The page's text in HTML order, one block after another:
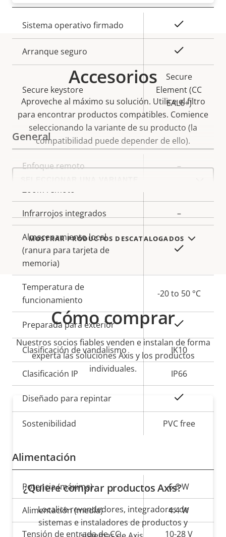
Descripción
de
propiedad
Valor de
la
Sistema operativo firmado
Arranque seguro
Secure keystore
Secure
Element (CC
EAL6+)
General
Descripción
propiedad
Valor de
Enfoque remoto –
Zoom remoto
Infrarrojos integrados –
Almacenamiento local
(ranura para tarjeta de
memoria)
Temperatura de
funcionamiento
-20 to 50 °C
Preparada para exterior
Clasificación de vandalismo IK10
Clasificación IP IP66
Diseñado para repintar
Sostenibilidad PVC free
Alimentación
Descripción
de
propiedad
Valor de
la
propiedad
Potencia (máxima) 6.6 W
Alimentación (media) 4.4 W
Tensión de entrada de CC 10-28 V
Accesorios
Aproveche al máximo su solución. Utilice el filtro
para encontrar productos compatibles. Comience
seleccionando la variante de su producto (la
compatibilidad puede depender de ello).
Select
product
variant:
MOSTRAR PRODUCTOS DESCATALOGADOS
Cómo comprar
Nuestros socios fiables venden e instalan de forma
experta las soluciones Axis y los productos
individuales.
¿Quiere comprar productos Axis?
Localice revendedores, integradores de
sistemas e instaladores de productos y